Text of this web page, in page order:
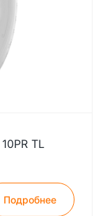
TL
Подробнее